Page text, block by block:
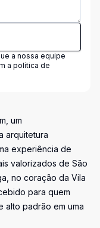
a nossa equipe
a política de
um
arquitetura
experiência de
valorizados de São
no coração da Vila
para quem
alto padrão em uma